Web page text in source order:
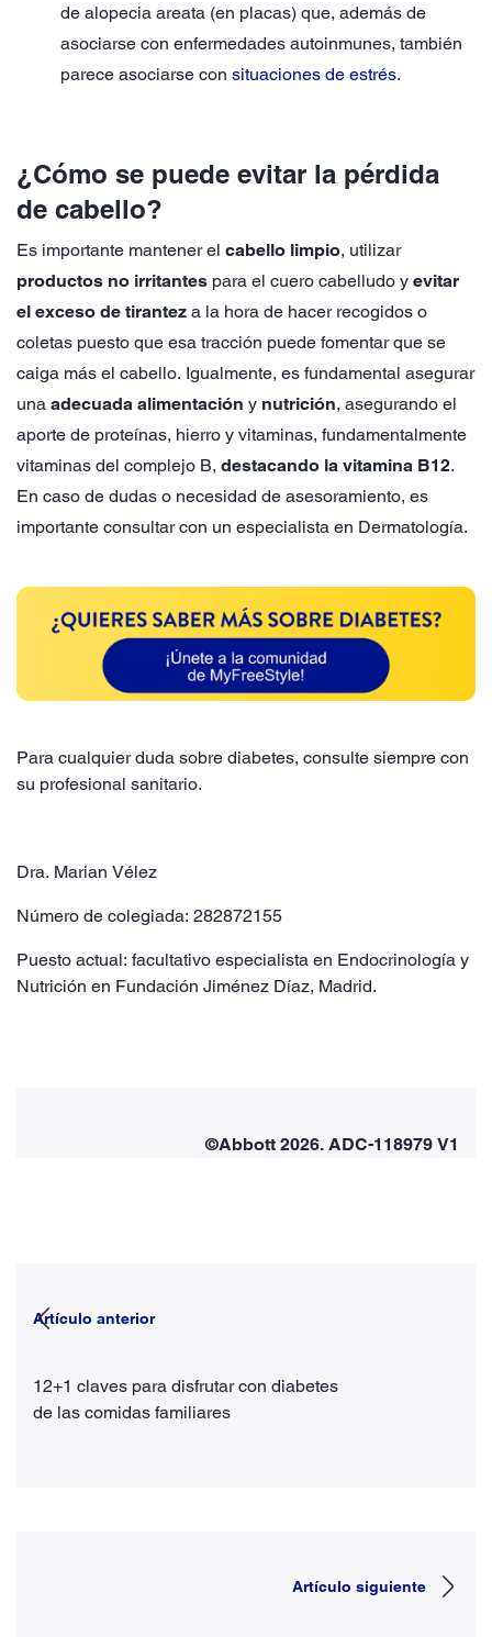
de alopecia areata (en placas) que, además de
asociarse con enfermedades autoinmunes, también
parece asociarse con situaciones de estrés.
¿Cómo se puede evitar la pérdida
de cabello?
Es importante mantener el cabello limpio, utilizar
productos no irritantes para el cuero cabelludo y evitar
el exceso de tirantez a la hora de hacer recogidos o
coletas puesto que esa tracción puede fomentar que se
caiga más el cabello. Igualmente, es fundamental asegurar
una adecuada alimentación y nutrición, asegurando el
aporte de proteínas, hierro y vitaminas, fundamentalmente
vitaminas del complejo B, destacando la vitamina B12.
En caso de dudas o necesidad de asesoramiento, es
importante consultar con un especialista en Dermatología.
Para cualquier duda sobre diabetes, consulte siempre con
su profesional sanitario.
Dra. Marian Vélez
Número de colegiada: 282872155
Puesto actual: facultativo especialista en Endocrinología y
Nutrición en Fundación Jiménez Díaz, Madrid.
©Abbott 2026. ADC-118979 V1
Artículo anterior
12+1 claves para disfrutar con diabetes
de las comidas familiares
Artículo siguiente